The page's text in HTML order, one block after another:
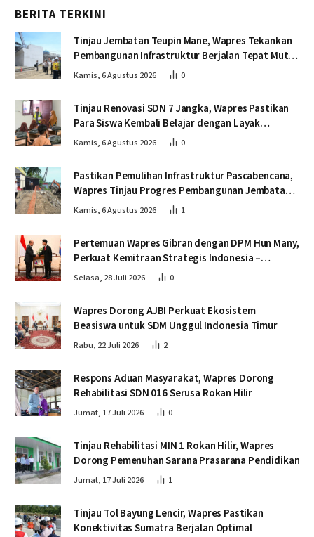
BERITA TERKINI
Tinjau Jembatan Teupin Mane, Wapres Tekankan
Pembangunan Infrastruktur Berjalan Tepat Mutu
dan Tepat Waktu
Kamis, 6 Agustus 2026 0
Tinjau Renovasi SDN 7 Jangka, Wapres Pastikan
Para Siswa Kembali Belajar dengan Layak
Pascabencana
Kamis, 6 Agustus 2026 0
Pastikan Pemulihan Infrastruktur Pascabencana,
Wapres Tinjau Progres Pembangunan Jembatan
Krueng Tingkeum Bireuen
Kamis, 6 Agustus 2026 1
Pertemuan Wapres Gibran dengan DPM Hun Many,
Perkuat Kemitraan Strategis Indonesia –
Kamboja
Selasa, 28 Juli 2026 0
Wapres Dorong AJBI Perkuat Ekosistem
Beasiswa untuk SDM Unggul Indonesia Timur
Rabu, 22 Juli 2026 2
Respons Aduan Masyarakat, Wapres Dorong
Rehabilitasi SDN 016 Serusa Rokan Hilir
Jumat, 17 Juli 2026 0
Tinjau Rehabilitasi MIN 1 Rokan Hilir, Wapres
Dorong Pemenuhan Sarana Prasarana Pendidikan
Jumat, 17 Juli 2026 1
Tinjau Tol Bayung Lencir, Wapres Pastikan
Konektivitas Sumatra Berjalan Optimal